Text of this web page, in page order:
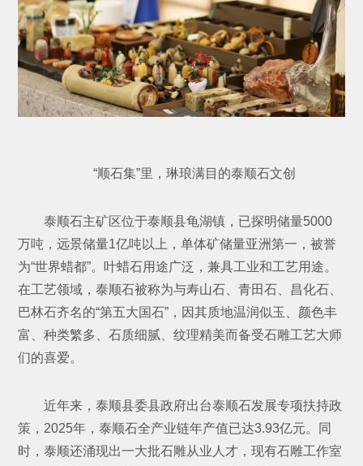
“顺石集”里，琳琅满目的泰顺石文创
泰顺石主矿区位于泰顺县龟湖镇，已探明储量5000
万吨，远景储量1亿吨以上，单体矿储量亚洲第一，被誉
为“世界蜡都”。叶蜡石用途广泛，兼具工业和工艺用途。
在工艺领域，泰顺石被称为与寿山石、青田石、昌化石、
巴林石齐名的“第五大国石”，因其质地温润似玉、颜色丰
富、种类繁多、石质细腻、纹理精美而备受石雕工艺大师
们的喜爱。
近年来，泰顺县委县政府出台泰顺石发展专项扶持政
策，2025年，泰顺石全产业链年产值已达3.93亿元。同
时，泰顺还涌现出一大批石雕从业人才，现有石雕工作室